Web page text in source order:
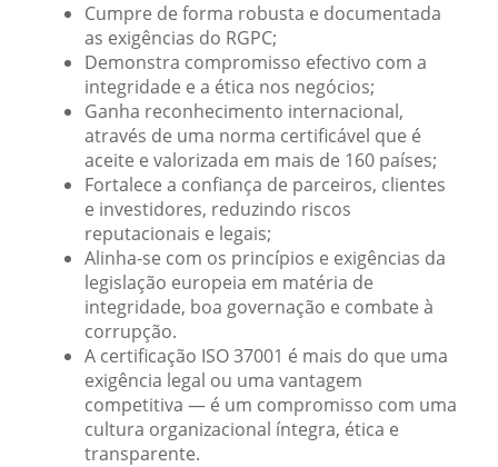
Cumpre de forma robusta e documentada
as exigências do RGPC;
Demonstra compromisso efectivo com a
integridade e a ética nos negócios;
Ganha reconhecimento internacional,
através de uma norma certificável que é
aceite e valorizada em mais de 160 países;
Fortalece a confiança de parceiros, clientes
e investidores, reduzindo riscos
reputacionais e legais;
Alinha-se com os princípios e exigências da
legislação europeia em matéria de
integridade, boa governação e combate à
corrupção.
A certificação ISO 37001 é mais do que uma
exigência legal ou uma vantagem
competitiva — é um compromisso com uma
cultura organizacional íntegra, ética e
transparente.